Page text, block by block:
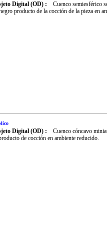
Digital (OD) :
Cuenco semiesférico
producto de la cocción de la pieza en
Digital (OD) :
Cuenco cóncavo
de cocción en ambiente reducido.